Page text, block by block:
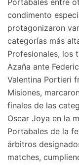
condimento
protagonizaron
categorías más
Profesionales, los
Azaña ante
Valentina Portieri
Misiones,
finales de las
Oscar Joya en la
Portabales de la
árbitros
matches,